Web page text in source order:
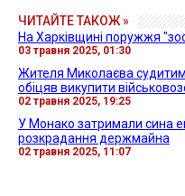
ЧИТАЙТЕ ТАКОЖ »
На Харківщині поружжя
03 травня 2025, 01:30
Жителя Миколаєва
обіцяв викупити
02 травня 2025, 19:25
У Монако затримали сина
розкрадання держмайна
02 травня 2025, 11:07